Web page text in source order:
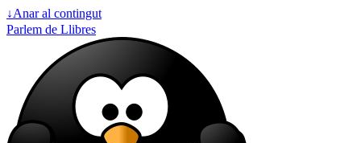
↓Anar al contingut
Parlem de Llibres